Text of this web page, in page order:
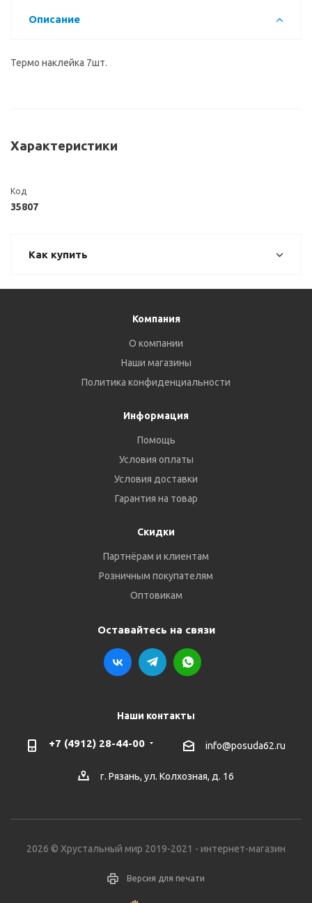
Описание
Термо наклейка 7шт.
Характеристики
Код
35807
Как купить
Компания
О компании
Наши магазины
Политика конфиденциальности
Информация
Помощь
Условия оплаты
Условия доставки
Гарантия на товар
Скидки
Партнёрам и клиентам
Розничным покупателям
Оптовикам
Оставайтесь на связи
Наши контакты
+7 (4912) 28-44-00 info@posuda62.ru
г. Рязань, ул. Колхозная, д. 16
2026 © Хрустальный мир 2019-2021 - интернет-магазин
Версия для печати